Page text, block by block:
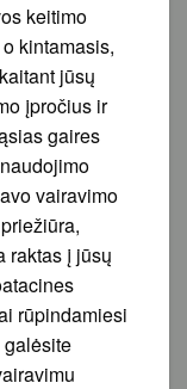
keitimo
kintamasis,
jūsų
įpročius ir
gaires
vairavimo
raktas į jūsų
rūpindamiesi